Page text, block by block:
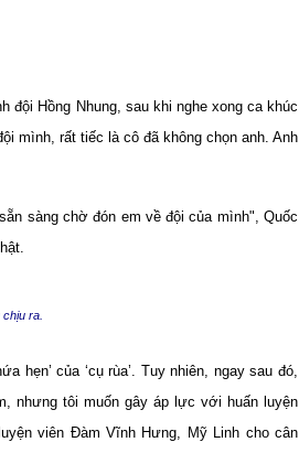
đội Hồng Nhung, sau khi nghe xong ca khúc
mình, rất tiếc là cô đã không chọn anh. Anh
sàng chờ đón em về đội của mình", Quốc
ra.
hẹn’ của ‘cụ rùa’. Tuy nhiên, ngay sau đó,
nhưng tôi muốn gây áp lực với huấn luyện
viên Đàm Vĩnh Hưng, Mỹ Linh cho cân